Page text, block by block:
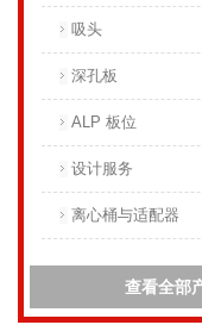
吸头
深孔板
ALP 板位
设计服务
离心桶与适配器
查看全部